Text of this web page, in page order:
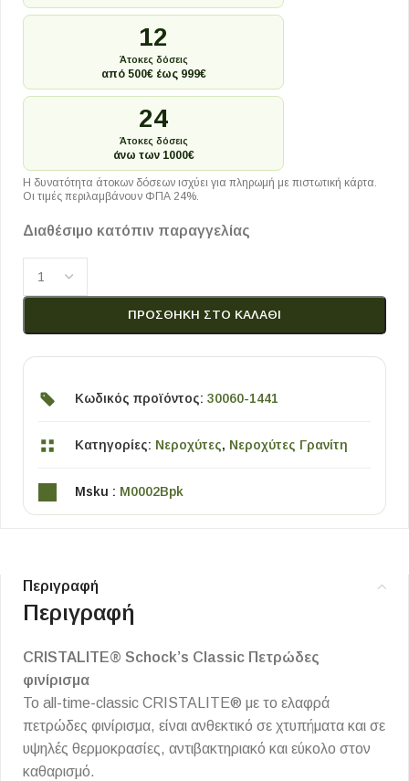
12
Άτοκες δόσεις
από 500€ έως 999€
24
Άτοκες δόσεις
άνω των 1000€
Η δυνατότητα άτοκων δόσεων ισχύει για πληρωμή με πιστωτική κάρτα.
Οι τιμές περιλαμβάνουν ΦΠΑ 24%.
Διαθέσιμο κατόπιν παραγγελίας
ΠΡΟΣΘΉΚΗ ΣΤΟ ΚΑΛΆΘΙ
Κωδικός προϊόντος: 30060-1441
Κατηγορίες: Νεροχύτες, Νεροχύτες Γρανίτη
Msku : M0002Bpk
Περιγραφή
Περιγραφή
CRISTALITE® Schock’s Classic Πετρώδες
φινίρισμα
Το all-time-classic CRISTALITE® με το ελαφρά
πετρώδες φινίρισμα, είναι ανθεκτικό σε χτυπήματα και σε
υψηλές θερμοκρασίες, αντιβακτηριακό και εύκολο στον
καθαρισμό.